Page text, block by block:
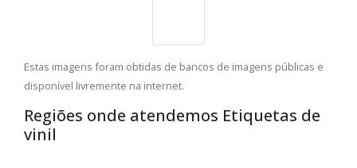
Estas imagens foram obtidas de bancos de imagens públicas e
disponível livremente na internet.
Regiões onde atendemos Etiquetas de
vinil